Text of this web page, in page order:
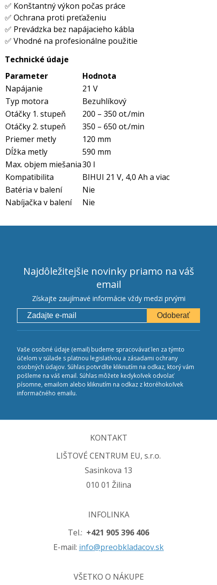
✅ Konštantný výkon počas práce
✅ Ochrana proti preťaženiu
✅ Prevádzka bez napájacieho kábla
✅ Vhodné na profesionálne použitie
Technické údaje
Parameter
Hodnota
Napájanie
21 V
Typ motora
Bezuhlíkový
Otáčky 1. stupeň
200 – 350 ot./min
Otáčky 2. stupeň
350 – 650 ot./min
Priemer metly
120 mm
Dĺžka metly
590 mm
Max. objem miešania30 l
Kompatibilita
BIHUI 21 V, 4,0 Ah a viac
Batéria v balení
Nie
Nabíjačka v balení
Nie
Najdôležitejšie novinky priamo na váš
email
Získajte zaujímavé informácie vždy medzi prvými
Odoberať
Vaše osobné údaje (email) budeme spracovávať len za týmto
účelom v súlade s platnou legislatívou a zásadami ochrany
osobných údajov. Súhlas potvrdíte kliknutím na odkaz, ktorý vám
pošleme na váš email. Súhlas môžete kedykoľvek odvolať
písomne, emailom alebo kliknutím na odkaz z ktoréhokoľvek
informačného emailu.
KONTAKT
LIŠTOVÉ CENTRUM EU, s.r.o.
Sasinkova 13
010 01 Žilina
INFOLINKA
Tel.: +421 905 396 406
E-mail: info@preobkladacov.sk
VŠETKO O NÁKUPE